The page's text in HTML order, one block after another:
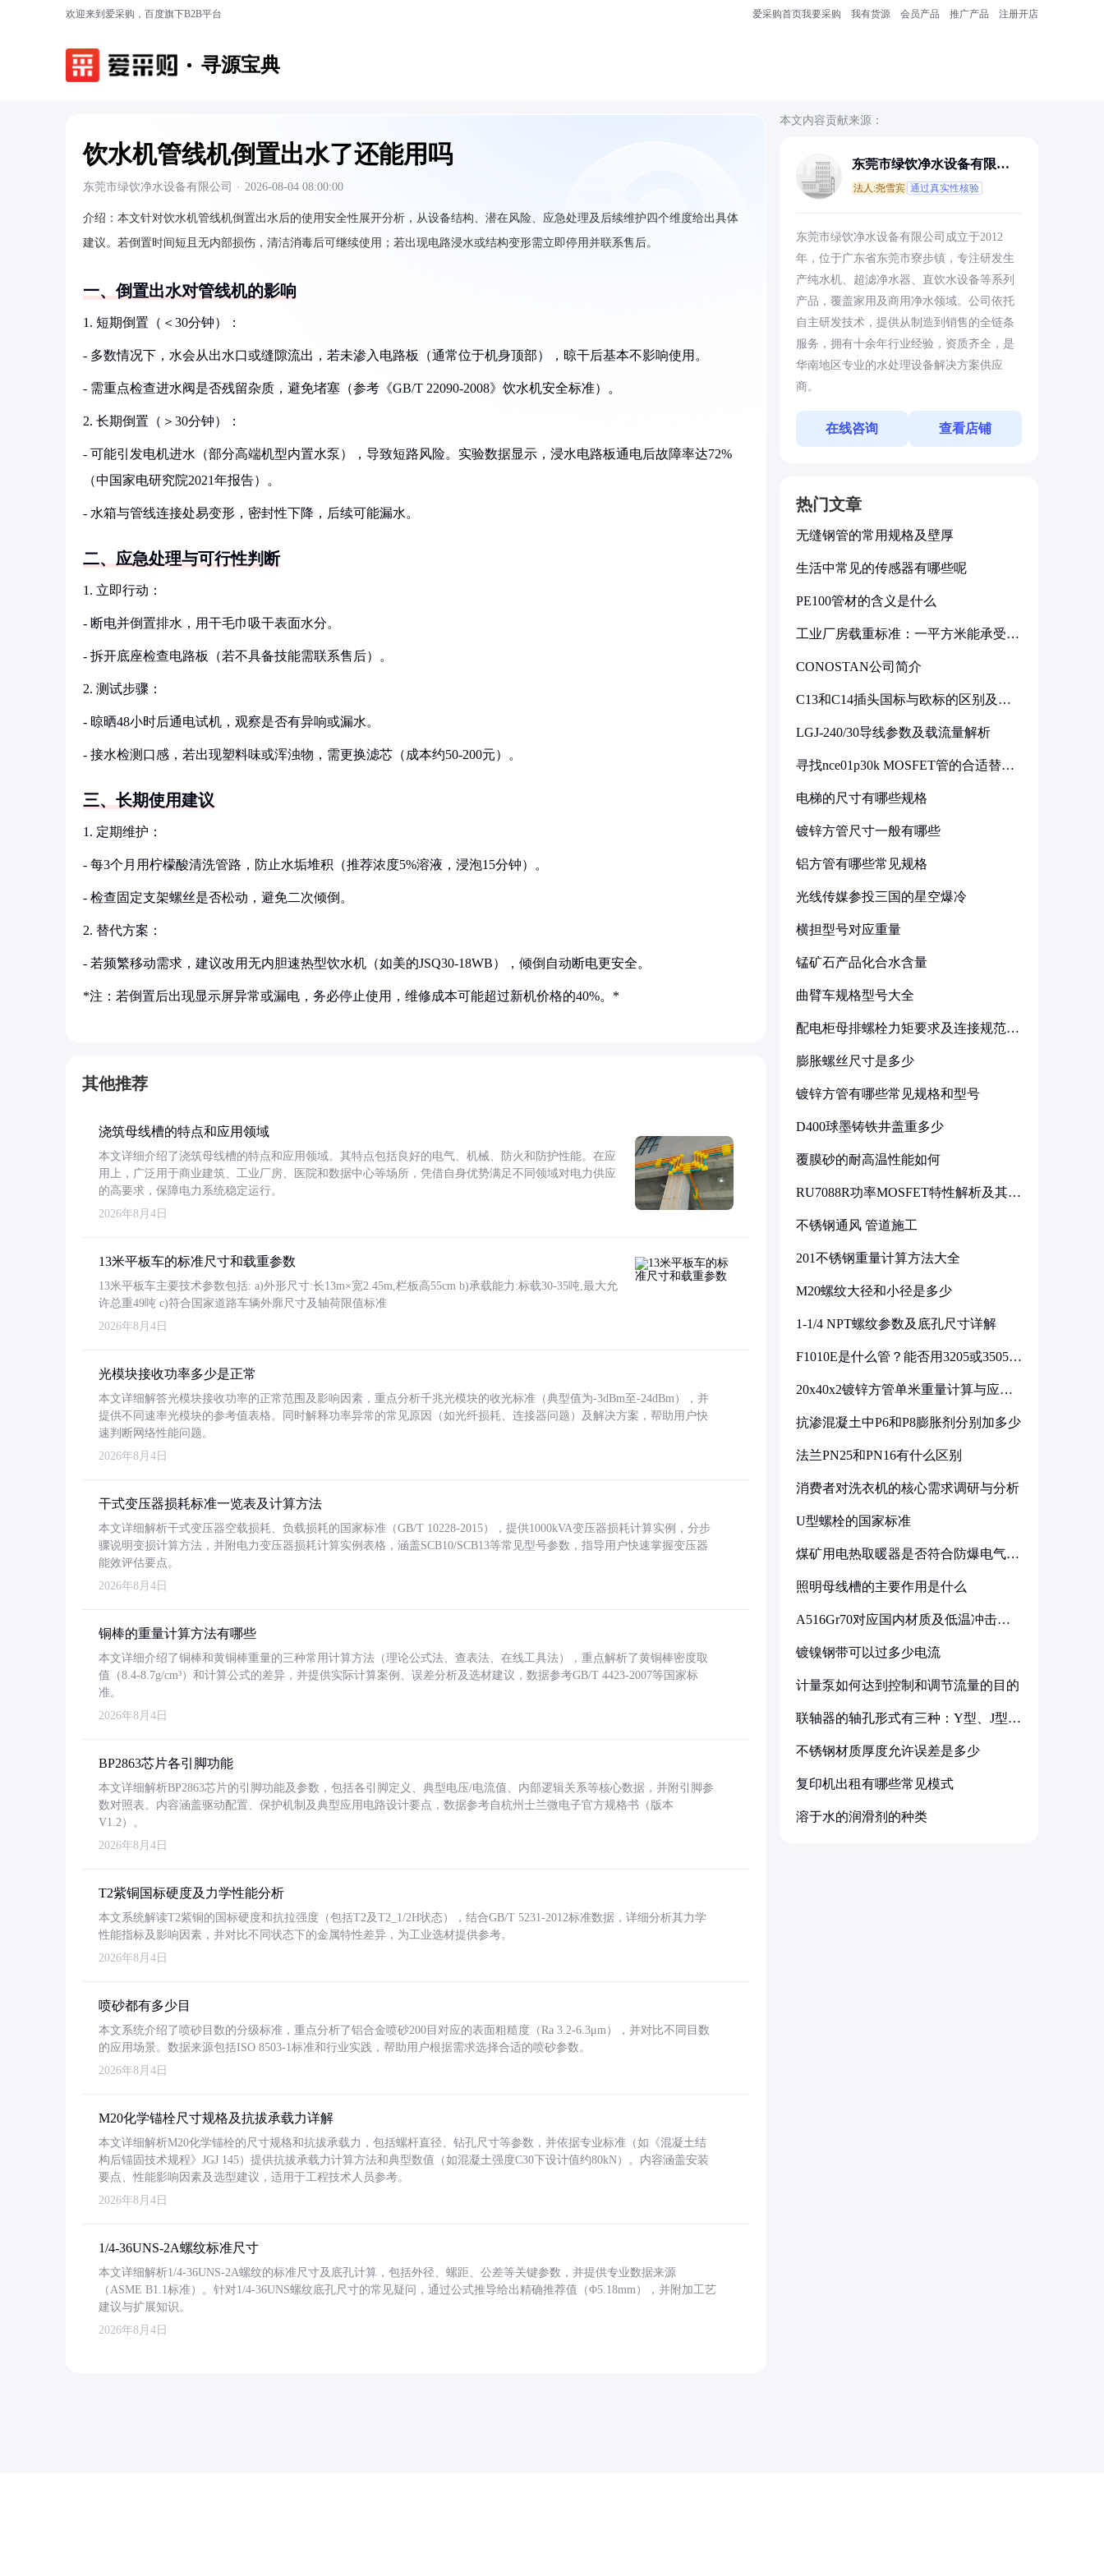
欢迎来到爱采购，百度旗下B2B平台 爱采购首页我要采购 我有货源 会员产品 推广产品 注册开店
寻源宝典
饮水机管线机倒置出水了还能用吗
东莞市绿饮净水设备有限公司 · 2026-08-04 08:00:00
介绍： 本文针对饮水机管线机倒置出水后的使用安全性展开分析，从设备结构、潜在风险、应急处理及后续维护四个维度给出具体
建议。若倒置时间短且无内部损伤，清洁消毒后可继续使用；若出现电路浸水或结构变形需立即停用并联系售后。
一、倒置出水对管线机的影响
1. 短期倒置（＜30分钟）：
- 多数情况下，水会从出水口或缝隙流出，若未渗入电路板（通常位于机身顶部），晾干后基本不影响使用。
- 需重点检查进水阀是否残留杂质，避免堵塞（参考《GB/T 22090-2008》饮水机安全标准）。
2. 长期倒置（＞30分钟）：
- 可能引发电机进水（部分高端机型内置水泵），导致短路风险。实验数据显示，浸水电路板通电后故障率达72%
（中国家电研究院2021年报告）。
- 水箱与管线连接处易变形，密封性下降，后续可能漏水。
二、应急处理与可行性判断
1. 立即行动：
- 断电并倒置排水，用干毛巾吸干表面水分。
- 拆开底座检查电路板（若不具备技能需联系售后）。
2. 测试步骤：
- 晾晒48小时后通电试机，观察是否有异响或漏水。
- 接水检测口感，若出现塑料味或浑浊物，需更换滤芯（成本约50-200元）。
三、长期使用建议
1. 定期维护：
- 每3个月用柠檬酸清洗管路，防止水垢堆积（推荐浓度5%溶液，浸泡15分钟）。
- 检查固定支架螺丝是否松动，避免二次倾倒。
2. 替代方案：
- 若频繁移动需求，建议改用无内胆速热型饮水机（如美的JSQ30-18WB），倾倒自动断电更安全。
*注：若倒置后出现显示屏异常或漏电，务必停止使用，维修成本可能超过新机价格的40%。*
其他推荐
浇筑母线槽的特点和应用领域
本文详细介绍了浇筑母线槽的特点和应用领域。其特点包括良好的电气、机械、防火和防护性能。在应
用上，广泛用于商业建筑、工业厂房、医院和数据中心等场所，凭借自身优势满足不同领域对电力供应
的高要求，保障电力系统稳定运行。
2026年8月4日
13米平板车的标准尺寸和载重参数
13米平板车主要技术参数包括: a)外形尺寸:长13m×宽2.45m,栏板高55cm b)承载能力:标载30-35吨,最大允
许总重49吨 c)符合国家道路车辆外廓尺寸及轴荷限值标准
2026年8月4日
光模块接收功率多少是正常
本文详细解答光模块接收功率的正常范围及影响因素，重点分析千兆光模块的收光标准（典型值为-3dBm至-24dBm），并
提供不同速率光模块的参考值表格。同时解释功率异常的常见原因（如光纤损耗、连接器问题）及解决方案，帮助用户快
速判断网络性能问题。
2026年8月4日
干式变压器损耗标准一览表及计算方法
本文详细解析干式变压器空载损耗、负载损耗的国家标准（GB/T 10228-2015），提供1000kVA变压器损耗计算实例，分步
骤说明变损计算方法，并附电力变压器损耗计算实例表格，涵盖SCB10/SCB13等常见型号参数，指导用户快速掌握变压器
能效评估要点。
2026年8月4日
铜棒的重量计算方法有哪些
本文详细介绍了铜棒和黄铜棒重量的三种常用计算方法（理论公式法、查表法、在线工具法），重点解析了黄铜棒密度取
值（8.4-8.7g/cm³）和计算公式的差异，并提供实际计算案例、误差分析及选材建议，数据参考GB/T 4423-2007等国家标
准。
2026年8月4日
BP2863芯片各引脚功能
本文详细解析BP2863芯片的引脚功能及参数，包括各引脚定义、典型电压/电流值、内部逻辑关系等核心数据，并附引脚参
数对照表。内容涵盖驱动配置、保护机制及典型应用电路设计要点，数据参考自杭州士兰微电子官方规格书（版本
V1.2）。
2026年8月4日
T2紫铜国标硬度及力学性能分析
本文系统解读T2紫铜的国标硬度和抗拉强度（包括T2及T2_1/2H状态），结合GB/T 5231-2012标准数据，详细分析其力学
性能指标及影响因素，并对比不同状态下的金属特性差异，为工业选材提供参考。
2026年8月4日
喷砂都有多少目
本文系统介绍了喷砂目数的分级标准，重点分析了铝合金喷砂200目对应的表面粗糙度（Ra 3.2-6.3μm），并对比不同目数
的应用场景。数据来源包括ISO 8503-1标准和行业实践，帮助用户根据需求选择合适的喷砂参数。
2026年8月4日
M20化学锚栓尺寸规格及抗拔承载力详解
本文详细解析M20化学锚栓的尺寸规格和抗拔承载力，包括螺杆直径、钻孔尺寸等参数，并依据专业标准（如《混凝土结
构后锚固技术规程》JGJ 145）提供抗拔承载力计算方法和典型数值（如混凝土强度C30下设计值约80kN）。内容涵盖安装
要点、性能影响因素及选型建议，适用于工程技术人员参考。
2026年8月4日
1/4-36UNS-2A螺纹标准尺寸
本文详细解析1/4-36UNS-2A螺纹的标准尺寸及底孔计算，包括外径、螺距、公差等关键参数，并提供专业数据来源
（ASME B1.1标准）。针对1/4-36UNS螺纹底孔尺寸的常见疑问，通过公式推导给出精确推荐值（Φ5.18mm），并附加工艺
建议与扩展知识。
2026年8月4日
本文内容贡献来源：
东莞市绿饮净水设备有限公
法人:尧雪宾 通过真实性核验
东莞市绿饮净水设备有限公司成立于2012
年，位于广东省东莞市寮步镇，专注研发生
产纯水机、超滤净水器、直饮水设备等系列
产品，覆盖家用及商用净水领域。公司依托
自主研发技术，提供从制造到销售的全链条
服务，拥有十余年行业经验，资质齐全，是
华南地区专业的水处理设备解决方案供应
商。
在线咨询 查看店铺
热门文章
无缝钢管的常用规格及壁厚
生活中常见的传感器有哪些呢
PE100管材的含义是什么
工业厂房载重标准：一平方米能承受多
CONOSTAN公司简介
C13和C14插头国标与欧标的区别及其
LGJ-240/30导线参数及载流量解析
寻找nce01p30k MOSFET管的合适替代
电梯的尺寸有哪些规格
镀锌方管尺寸一般有哪些
铝方管有哪些常见规格
光线传媒参投三国的星空爆冷
横担型号对应重量
锰矿石产品化合水含量
曲臂车规格型号大全
配电柜母排螺栓力矩要求及连接规范详
膨胀螺丝尺寸是多少
镀锌方管有哪些常见规格和型号
D400球墨铸铁井盖重多少
覆膜砂的耐高温性能如何
RU7088R功率MOSFET特性解析及其在
不锈钢通风 管道施工
201不锈钢重量计算方法大全
M20螺纹大径和小径是多少
1-1/4 NPT螺纹参数及底孔尺寸详解
F1010E是什么管？能否用3205或3505代
20x40x2镀锌方管单米重量计算与应用
抗渗混凝土中P6和P8膨胀剂分别加多少
法兰PN25和PN16有什么区别
消费者对洗衣机的核心需求调研与分析
U型螺栓的国家标准
煤矿用电热取暖器是否符合防爆电气设
照明母线槽的主要作用是什么
A516Gr70对应国内材质及低温冲击要
镀镍钢带可以过多少电流
计量泵如何达到控制和调节流量的目的
联轴器的轴孔形式有三种：Y型、J型、
不锈钢材质厚度允许误差是多少
复印机出租有哪些常见模式
溶于水的润滑剂的种类